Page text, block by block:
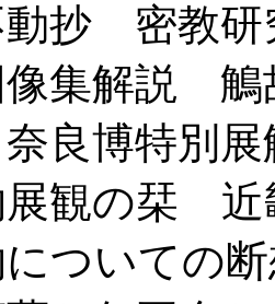
動抄 密教
像集解説
良博特別
展観の栞
についての